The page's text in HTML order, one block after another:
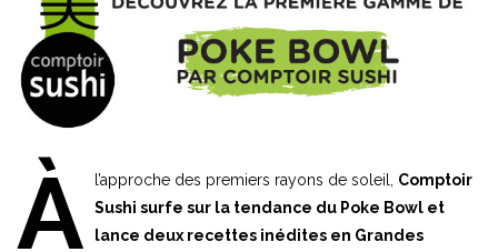
À l’approche des premiers rayons de soleil, Comptoir
Sushi surfe sur la tendance du Poke Bowl et
lance deux recettes inédites en Grandes